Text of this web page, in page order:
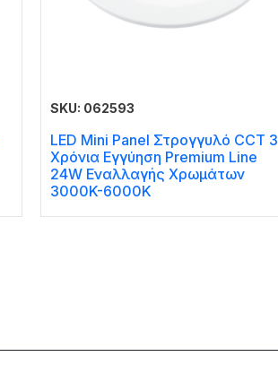
SKU: 062593
LED Mini Panel Στρογγυλό CCT 3
Χρόνια Εγγύηση Premium Line
24W Εναλλαγής Χρωμάτων
3000K-6000K